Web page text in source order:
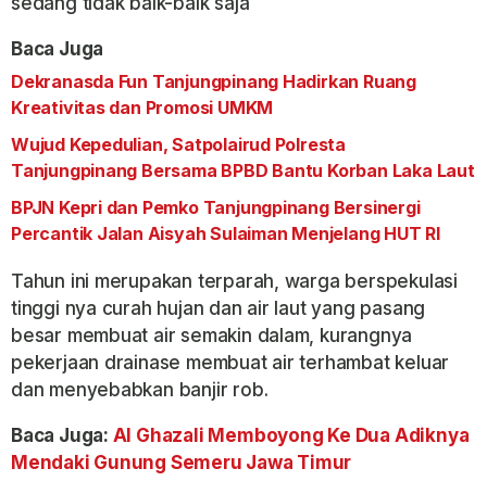
Baca Juga
Dekranasda Fun Tanjungpinang Hadirkan Ruang
Kreativitas dan Promosi UMKM
Wujud Kepedulian, Satpolairud Polresta
Tanjungpinang Bersama BPBD Bantu Korban Laka Laut
BPJN Kepri dan Pemko Tanjungpinang Bersinergi
Percantik Jalan Aisyah Sulaiman Menjelang HUT RI
Tahun ini merupakan terparah, warga berspekulasi
tinggi nya curah hujan dan air laut yang pasang
besar membuat air semakin dalam, kurangnya
pekerjaan drainase membuat air terhambat keluar
dan menyebabkan banjir rob.
Baca Juga: Al Ghazali Memboyong Ke Dua Adiknya
Mendaki Gunung Semeru Jawa Timur